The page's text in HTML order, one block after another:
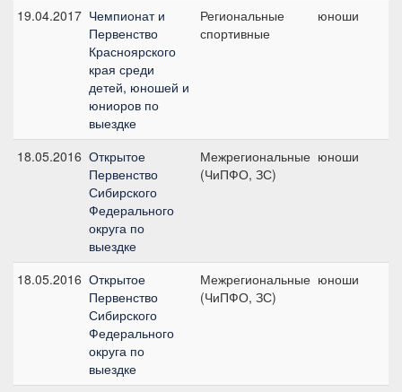
19.04.2017 Чемпионат и
Первенство
Красноярского
края среди
детей, юношей и
юниоров по
выездке
Региональные
спортивные
юноши
18.05.2016 Открытое
Первенство
Сибирского
Федерального
округа по
выездке
Межрегиональные
(ЧиПФО, ЗС)
юноши
18.05.2016 Открытое
Первенство
Сибирского
Федерального
округа по
выездке
Межрегиональные
(ЧиПФО, ЗС)
юноши